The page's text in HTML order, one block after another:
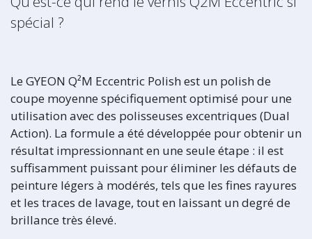
spécial ?
Le GYEON Q²M Eccentric Polish est un polish de
coupe moyenne spécifiquement optimisé pour une
utilisation avec des polisseuses excentriques (Dual
Action). La formule a été développée pour obtenir un
résultat impressionnant en une seule étape : il est
suffisamment puissant pour éliminer les défauts de
peinture légers à modérés, tels que les fines rayures
et les traces de lavage, tout en laissant un degré de
brillance très élevé.